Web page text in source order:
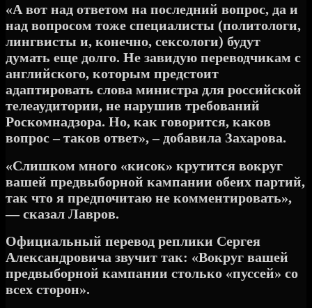
«А вот над ответом на последний вопрос, да и
над вопросом тоже специалисты (политологи,
лингвисты и, конечно, сексологи) будут
думать еще долго. Не завидую переводчикам с
английского, которым предстоит
адаптировать слова министра для российской
телеаудитории, не нарушив требований
Роскомнадзора. Но, как говорится, каков
вопрос – таков ответ», – добавила Захарова.
«Слишком много «кисок» крутится вокруг
вашей предвыборной кампании обеих партий,
так что я предпочитаю не комментировать»,
— сказал Лавров.
Официальный перевод реплики Сергея
Александровича звучит так: «Вокруг вашей
предвыборной кампании столько «пуссей» со
всех сторон».